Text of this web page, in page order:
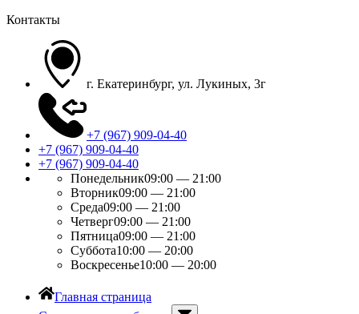
Контакты
г. Екатеринбург, ул. Лукиных, 3г
+7 (967) 909-04-40
+7 (967) 909-04-40
+7 (967) 909-04-40
Понедельник09:00 — 21:00
Вторник09:00 — 21:00
Среда09:00 — 21:00
Четверг09:00 — 21:00
Пятница09:00 — 21:00
Суббота10:00 — 20:00
Воскресенье10:00 — 20:00
Главная страница